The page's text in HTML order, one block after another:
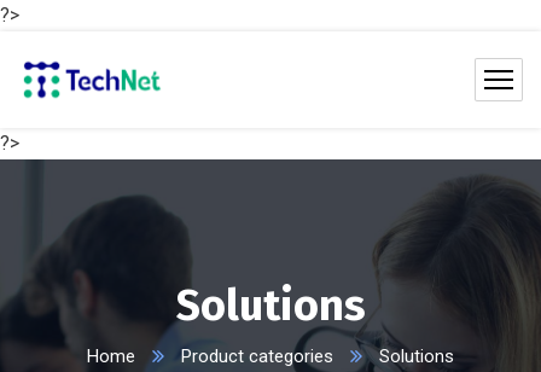
?>
?>
Solutions
Home Product categories Solutions